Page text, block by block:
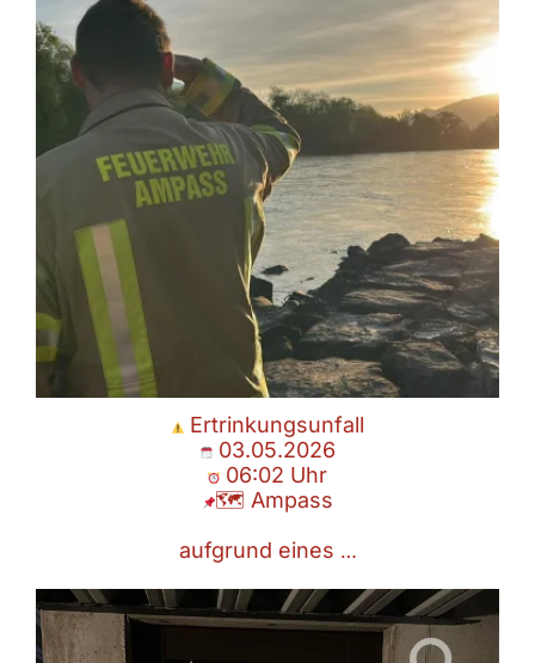
Ertrinkungsunfall
03.05.2026
06:02 Uhr
🗺 Ampass
aufgrund eines …
Person eingeschlossen
01.05.2026